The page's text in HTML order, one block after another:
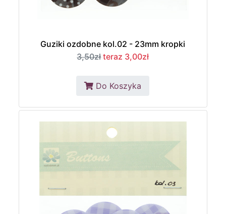
Guziki ozdobne kol.02 - 23mm kropki
3,50zł teraz 3,00zł
Do Koszyka